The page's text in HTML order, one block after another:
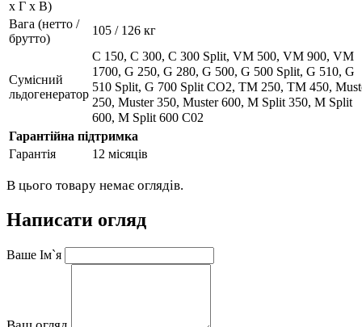
х Г х В)
Вага (нетто /
брутто)
105 / 126 кг
Сумісний
льдогенератор
C 150, C 300, C 300 Split, VM 500, VM 900, VM
1700, G 250, G 280, G 500, G 500 Split, G 510, G
510 Split, G 700 Split CO2, TM 250, TM 450,
250, Muster 350, Muster 600, M Split 350, M Split
600, M Split 600 C02
Гарантійна підтримка
Гарантія
12 місяців
В цього товару немає оглядів.
Написати огляд
Ваше Ім`я